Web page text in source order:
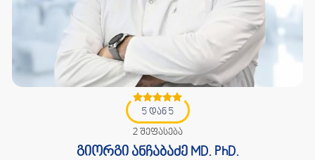
5 დან 5
2 შეფასება
გიორგი ანჩაბაძე MD. PhD.